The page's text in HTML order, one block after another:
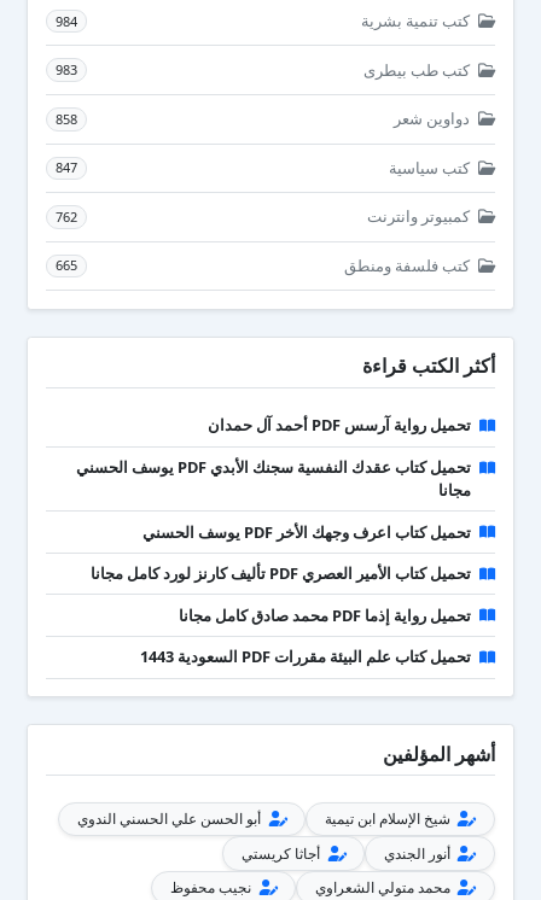
كتب تنمية بشرية 984
كتب طب بيطرى 983
دواوين شعر 858
كتب سياسية 847
كمبيوتر وانترنت 762
كتب فلسفة ومنطق 665
أكثر الكتب قراءة
تحميل رواية آرسس PDF أحمد آل حمدان
تحميل كتاب عقدك النفسية سجنك الأبدي PDF يوسف الحسني
مجانا
تحميل كتاب اعرف وجهك الأخر PDF يوسف الحسني
تحميل كتاب الأمير العصري PDF تأليف كارنز لورد كامل مجانا
تحميل رواية إذما PDF محمد صادق كامل مجانا
تحميل كتاب علم البيئة مقررات PDF السعودية 1443
أشهر المؤلفين
شيخ الإسلام ابن تيمية
أبو الحسن علي الحسني الندوي
أنور الجندي
أجاثا كريستي
محمد متولي الشعراوي
نجيب محفوظ